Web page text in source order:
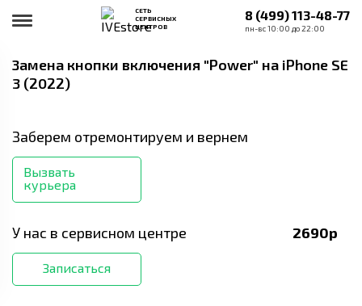
СЕТЬ
СЕРВИСНЫХ
ЦЕНТРОВ
8 (499) 113-48-77
пн-вс 10:00 до 22:00
Замена кнопки включения "Power" на iPhone SE
3 (2022)
Заберем отремонтируем и вернем
Вызвать
курьера
У нас в сервисном центре 2690р
Записаться